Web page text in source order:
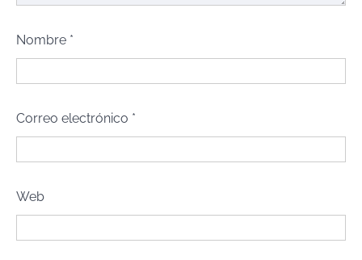
Nombre *
Correo electrónico *
Web